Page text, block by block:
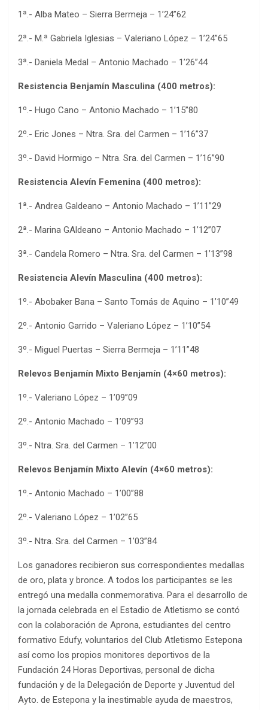
1ª.- Alba Mateo – Sierra Bermeja – 1’24’’62
2ª.- M.ª Gabriela Iglesias – Valeriano López – 1’24”65
3ª.- Daniela Medal – Antonio Machado – 1’26”44
Resistencia Benjamín Masculina (400 metros):
1º.- Hugo Cano – Antonio Machado – 1’15”80
2º.- Eric Jones – Ntra. Sra. del Carmen – 1’16”37
3º.- David Hormigo – Ntra. Sra. del Carmen – 1’16”90
Resistencia Alevín Femenina (400 metros):
1ª.- Andrea Galdeano – Antonio Machado – 1’11”29
2ª.- Marina GAldeano – Antonio Machado – 1’12’’07
3ª.- Candela Romero – Ntra. Sra. del Carmen – 1’13”98
Resistencia Alevín Masculina (400 metros):
1º.- Abobaker Bana – Santo Tomás de Aquino – 1’10”49
2º.- Antonio Garrido – Valeriano López – 1’10”54
3º.- Miguel Puertas – Sierra Bermeja – 1’11”48
Relevos Benjamín Mixto Benjamín (4×60 metros):
1º.- Valeriano López – 1’09”09
2º.- Antonio Machado – 1’09”93
3º.- Ntra. Sra. del Carmen – 1’12”00
Relevos Benjamín Mixto Alevín (4×60 metros):
1º.- Antonio Machado – 1’00”88
2º.- Valeriano López – 1’02”65
3º.- Ntra. Sra. del Carmen – 1’03”84
Los ganadores recibieron sus correspondientes medallas
de oro, plata y bronce. A todos los participantes se les
entregó una medalla conmemorativa. Para el desarrollo de
la jornada celebrada en el Estadio de Atletismo se contó
con la colaboración de Aprona, estudiantes del centro
formativo Edufy, voluntarios del Club Atletismo Estepona
así como los propios monitores deportivos de la
Fundación 24 Horas Deportivas, personal de dicha
fundación y de la Delegación de Deporte y Juventud del
Ayto. de Estepona y la inestimable ayuda de maestros,